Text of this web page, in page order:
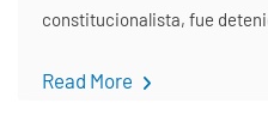
constitucionalista, fue
Read More